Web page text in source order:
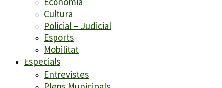
Cultura
Policial – Judicial
Esports
Mobilitat
Especials
Entrevistes